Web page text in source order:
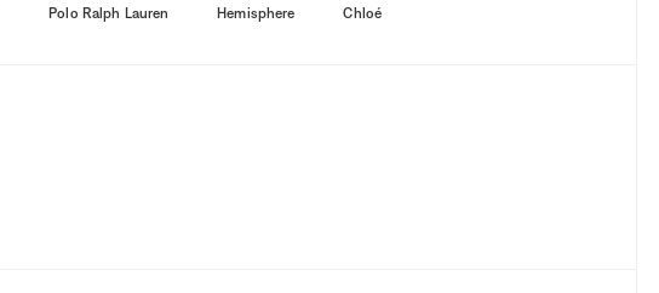
Polo Ralph Lauren Hemisphere Chloé